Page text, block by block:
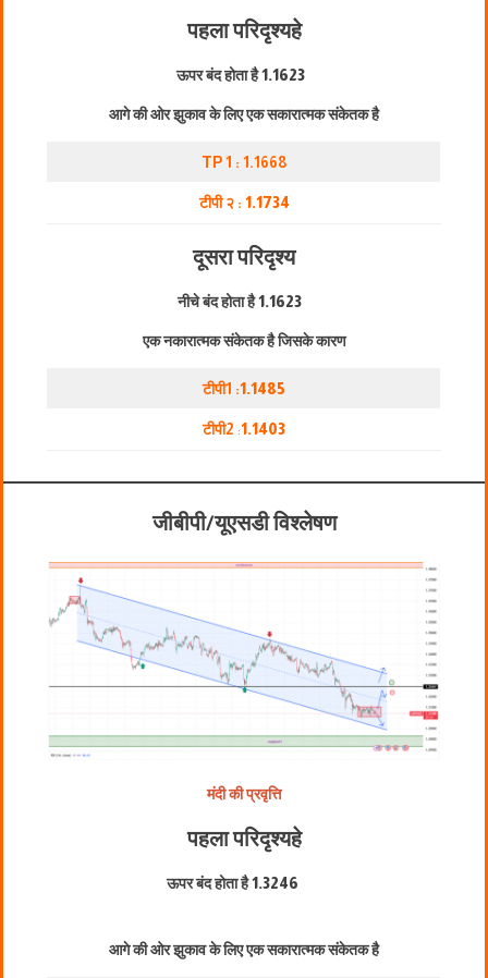
पहला परिदृश्यहे
ऊपर बंद होता है1.1623
आगे की ओर झुकाव के लिए एक सकारात्मक संकेतक है
TP 1 : 1.1668
टीपी २ : 1.1734
दूसरा परिदृश्य
नीचे बंद होता है1.1623
एक नकारात्मक संकेतक है जिसके कारण
टीपी1 :1.1485
टीपी2 :1.1403
जीबीपी/यूएसडी विश्लेषण
मंदी की प्रवृत्ति
पहला परिदृश्यहे
ऊपर बंद होता है1.3246
आगे की ओर झुकाव के लिए एक सकारात्मक संकेतक है